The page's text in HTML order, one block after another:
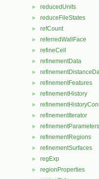
► reducedUnits
► reduceFileStates
► refCount
► referredWallFace
► refineCell
► refinementData
►
► refinementFeatures
► refinementHistory
►
► refinementIterator
► refinementParameters
► refinementRegions
► refinementSurfaces
► regExp
► regionProperties